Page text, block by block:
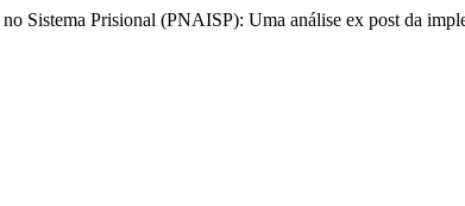
Sistema Prisional (PNAISP): Uma análise ex post da